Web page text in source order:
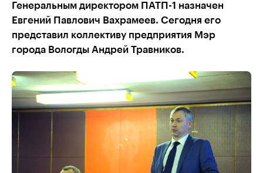
Генеральным директором ПАТП-1 назначен
Евгений Павлович Вахрамеев. Сегодня его
представил коллективу предприятия Мэр
города Вологды Андрей Травников.